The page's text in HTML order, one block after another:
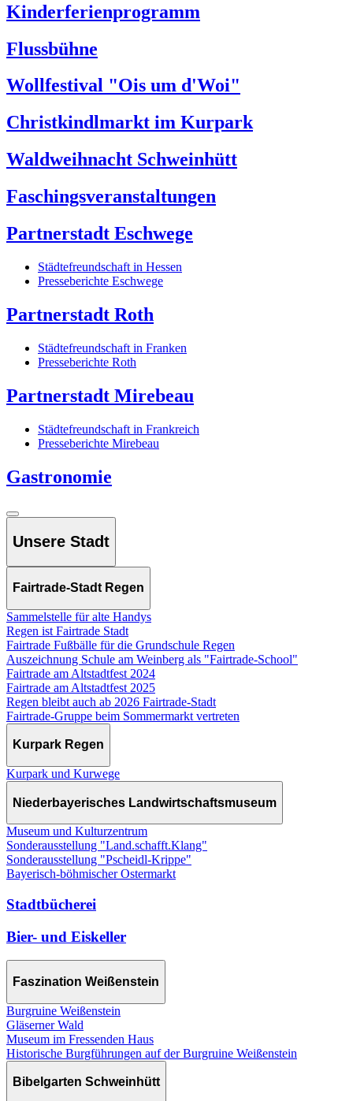
Kinderferienprogramm
Flussbühne
Wollfestival "Ois um d'Woi"
Christkindlmarkt im Kurpark
Waldweihnacht Schweinhütt
Faschingsveranstaltungen
Partnerstadt Eschwege
Städtefreundschaft in Hessen
Presseberichte Eschwege
Partnerstadt Roth
Städtefreundschaft in Franken
Presseberichte Roth
Partnerstadt Mirebeau
Städtefreundschaft in Frankreich
Presseberichte Mirebeau
Gastronomie
Unsere Stadt
Fairtrade-Stadt Regen
Sammelstelle für alte Handys
Regen ist Fairtrade Stadt
Fairtrade Fußbälle für die Grundschule Regen
Auszeichnung Schule am Weinberg als "Fairtrade-School"
Fairtrade am Altstadtfest 2024
Fairtrade am Altstadtfest 2025
Regen bleibt auch ab 2026 Fairtrade-Stadt
Fairtrade-Gruppe beim Sommermarkt vertreten
Kurpark Regen
Kurpark und Kurwege
Niederbayerisches Landwirtschaftsmuseum
Museum und Kulturzentrum
Sonderausstellung "Land.schafft.Klang"
Sonderausstellung "Pscheidl-Krippe"
Bayerisch-böhmischer Ostermarkt
Stadtbücherei
Bier- und Eiskeller
Faszination Weißenstein
Burgruine Weißenstein
Gläserner Wald
Museum im Fressenden Haus
Historische Burgführungen auf der Burgruine Weißenstein
Bibelgarten Schweinhütt